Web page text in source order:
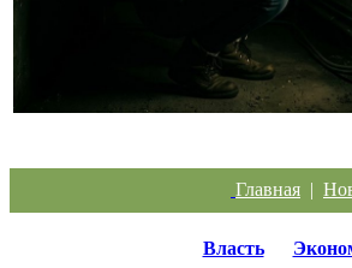
Главная |
Власть